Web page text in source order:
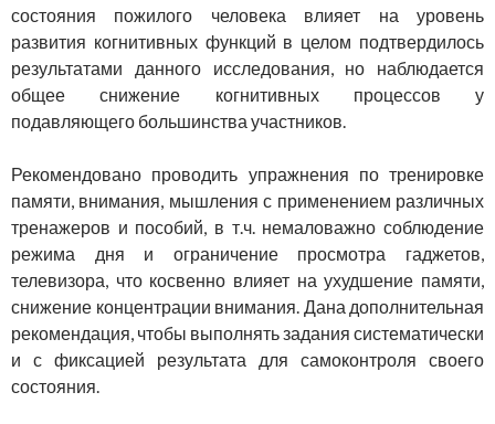
состояния пожилого человека влияет на уровень
развития когнитивных функций в целом подтвердилось
результатами данного исследования, но наблюдается
общее снижение когнитивных процессов у
подавляющего большинства участников.
Рекомендовано проводить упражнения по тренировке
памяти, внимания, мышления с применением различных
тренажеров и пособий, в т.ч. немаловажно соблюдение
режима дня и ограничение просмотра гаджетов,
телевизора, что косвенно влияет на ухудшение памяти,
снижение концентрации внимания. Дана дополнительная
рекомендация, чтобы выполнять задания систематически
и с фиксацией результата для самоконтроля своего
состояния.